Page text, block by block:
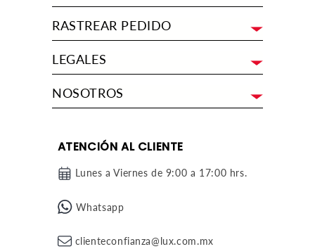
RASTREAR PEDIDO
LEGALES
NOSOTROS
ATENCIÓN AL CLIENTE
Lunes a Viernes de 9:00 a 17:00 hrs.
Whatsapp
clienteconfianza@lux.com.mx